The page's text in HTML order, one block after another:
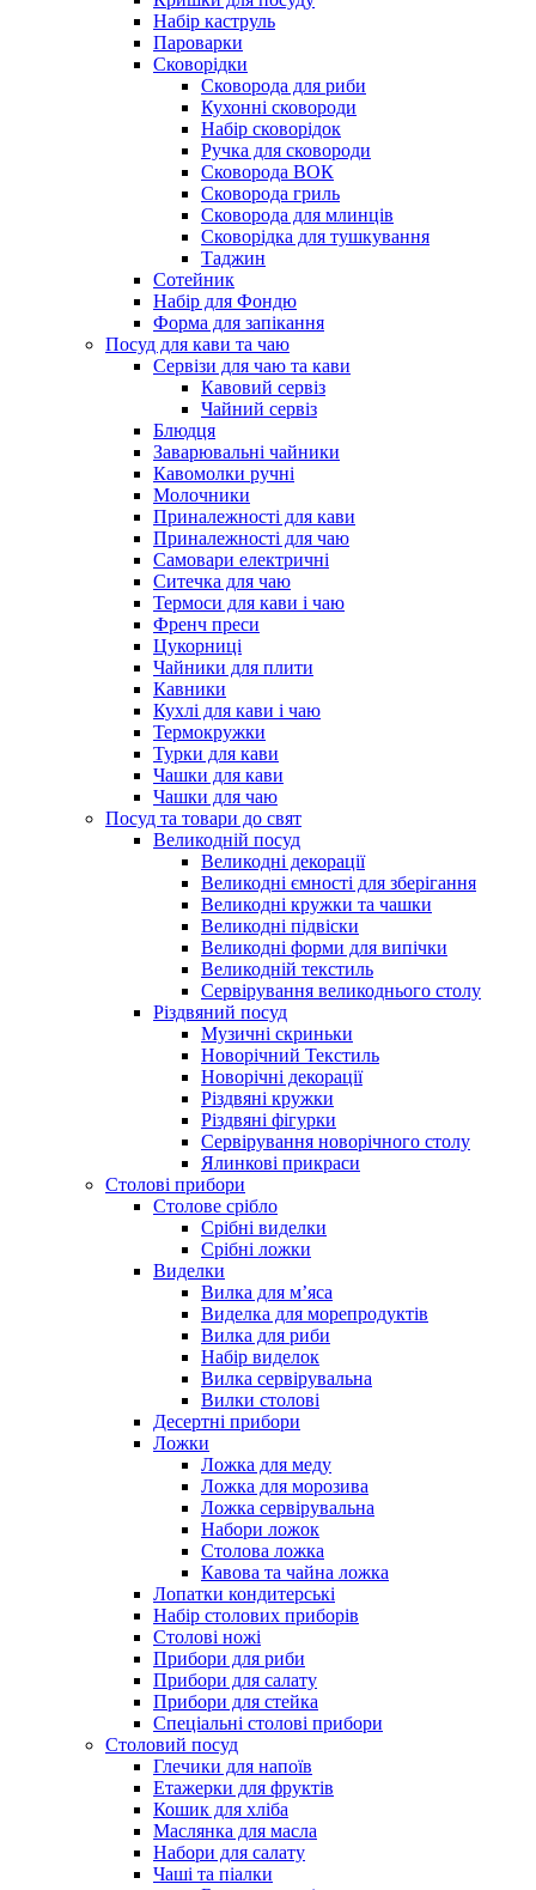
Набір каструль
Пароварки
Сковорідки
Сковорода для риби
Кухонні сковороди
Набір сковорідок
Ручка для сковороди
Сковорода ВОК
Сковорода гриль
Сковорода для млинців
Сковорідка для тушкування
Таджин
Сотейник
Набір для Фондю
Форма для запікання
Посуд для кави та чаю
Сервізи для чаю та кави
Кавовий сервіз
Чайний сервіз
Блюдця
Заварювальні чайники
Кавомолки ручні
Молочники
Приналежності для кави
Приналежності для чаю
Самовари електричні
Ситечка для чаю
Термоси для кави і чаю
Френч преси
Цукорниці
Чайники для плити
Кавники
Кухлі для кави і чаю
Термокружки
Турки для кави
Чашки для кави
Чашки для чаю
Посуд та товари до свят
Великодній посуд
Великодні декорації
Великодні ємності для зберігання
Великодні кружки та чашки
Великодні підвіски
Великодні форми для випічки
Великодній текстиль
Сервірування великоднього столу
Різдвяний посуд
Музичні скриньки
Новорічний Текстиль
Новорічні декорації
Різдвяні кружки
Різдвяні фігурки
Сервірування новорічного столу
Ялинкові прикраси
Столові прибори
Столове срібло
Срібні виделки
Срібні ложки
Виделки
Вилка для м’яса
Виделка для морепродуктів
Вилка для риби
Набір виделок
Вилка сервірувальна
Вилки столові
Десертні прибори
Ложки
Ложка для меду
Ложка для морозива
Ложка сервірувальна
Набори ложок
Столова ложка
Кавова та чайна ложка
Лопатки кондитерські
Набір столових приборів
Столові ножі
Прибори для риби
Прибори для салату
Прибори для стейка
Спеціальні столові прибори
Столовий посуд
Глечики для напоїв
Етажерки для фруктів
Кошик для хліба
Маслянка для масла
Набори для салату
Чаші та піалки